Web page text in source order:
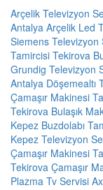
Arçelik Televizyon
Antalya Arçelik Led
Siemens Televizyon
Tamircisi Tekirova
Grundig Televizyon
Antalya Döşemealtı
Çamaşır Makinesi
Tekirova Bulaşık
Kepez Buzdolabı
Kepez Televizyon
Çamaşır Makinesi
Tekirova Çamaşır
Plazma Tv Servisi